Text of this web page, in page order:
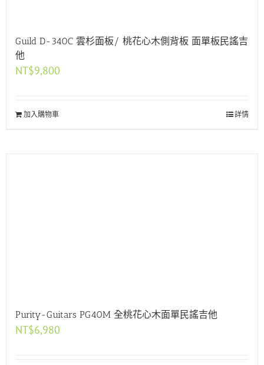
Guild D-340C 雲杉面板/ 桃花心木側背板 面單板民謠吉
他
NT$9,800
加入購物車 詳情
Purity-Guitars PG40M 全桃花心木面單民謠吉他
NT$6,980